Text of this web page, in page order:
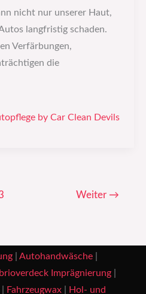
nicht nur unserer Haut,
langfristig schaden.
Verfärbungen,
die
by Car Clean Devils
Weiter →
| Autohandwäsche|
Imprägnierung|
Fahrzeugwax| Hol- und